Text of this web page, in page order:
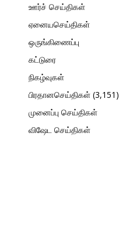
ஊர்ச் செய்திகள்
ஏனையசெய்திகள்
ஒருங்கிணைப்பு
கட்டுரை
நிகழ்வுகள்
பிரதானசெய்திகள் (3,151)
முனைப்பு செய்திகள்
விஷேட செய்திகள்